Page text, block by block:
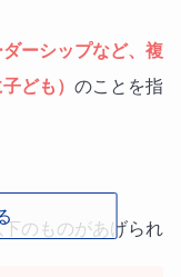
ーシップなど、複
ども） のことを指
のものがあげられ